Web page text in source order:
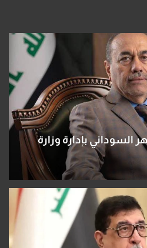
السوداني بإدارة وزارة